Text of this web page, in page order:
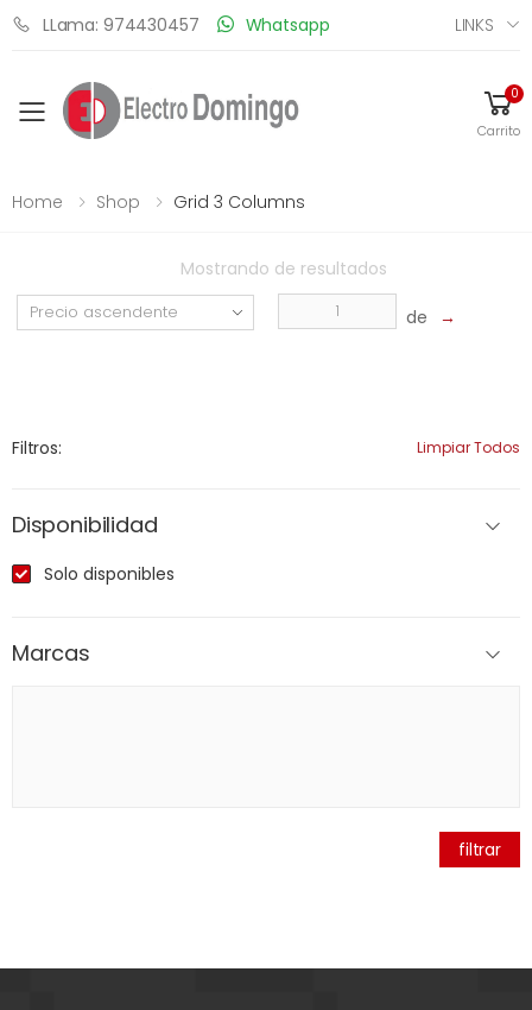
LLama: 974430457 Whatsapp LINKS
Toggle mobile menu
0
Carrito
Home Shop Grid 3 Columns
Mostrando de resultados
de →
Filtros: Limpiar Todos
Disponibilidad
Solo disponibles
Marcas
filtrar